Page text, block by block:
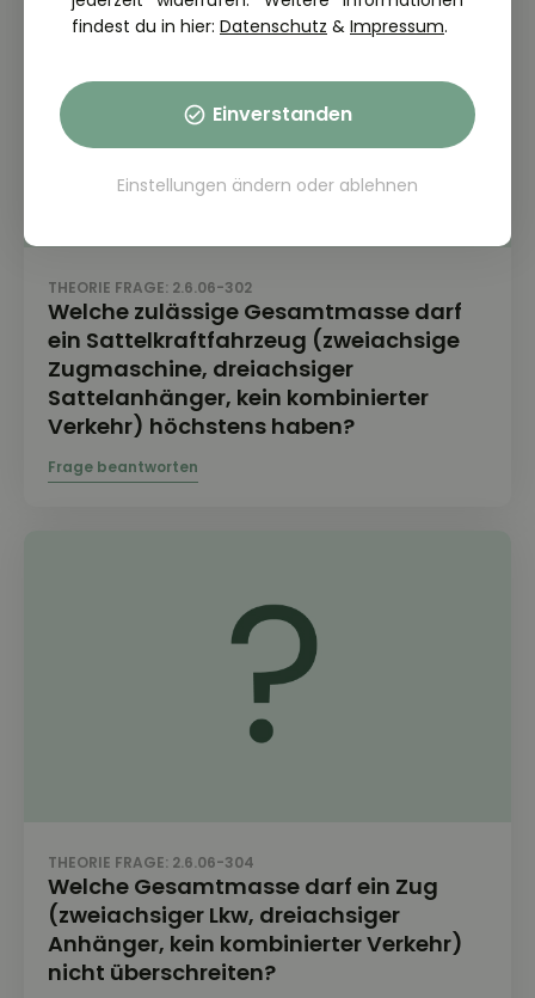
THEORIE FRAGE: 2.6.06-302
Welche zulässige Gesamtmasse darf
ein Sattelkraftfahrzeug (zweiachsige
Zugmaschine, dreiachsiger
Sattelanhänger, kein kombinierter
Verkehr) höchstens haben?
THEORIE FRAGE: 2.6.06-304
Welche Gesamtmasse darf ein Zug
(zweiachsiger Lkw, dreiachsiger
Anhänger, kein kombinierter Verkehr)
nicht überschreiten?
findest du in hier: Datenschutz & Impressum.
Einverstanden
Einstellungen ändern oder ablehnen